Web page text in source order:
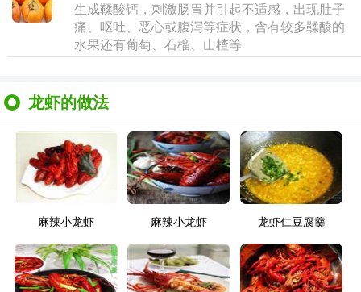
生成鞣酸钙，刺激肠胃并引起不适感，出现肚子
痛、呕吐、恶心或腹泻等症状，含有较多鞣酸的
水果还有葡萄、石榴、山楂等
龙虾的做法
麻辣小龙虾 麻辣小龙虾 龙虾仁豆腐羹